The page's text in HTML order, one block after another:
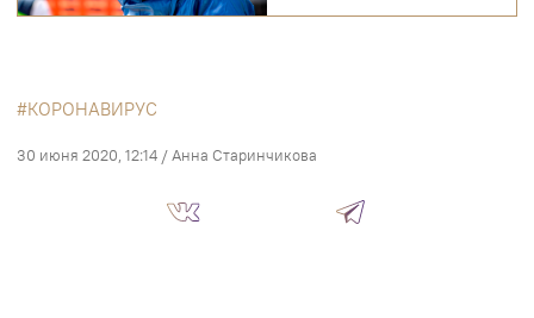
КОРОНАВИРУС
30 июня 2020, 12:14 / Анна Старинчикова